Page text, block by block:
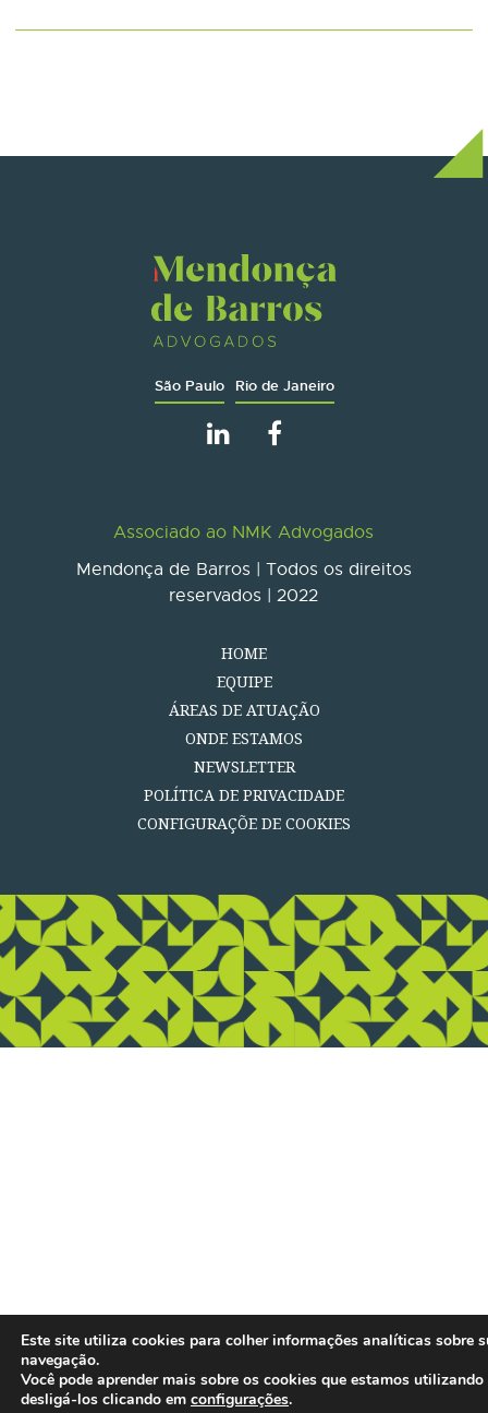
São Paulo Rio de Janeiro
Associado ao NMK Advogados
Mendonça de Barros | Todos os direitos
reservados | 2022
HOME
EQUIPE
ÁREAS DE ATUAÇÃO
ONDE ESTAMOS
NEWSLETTER
POLÍTICA DE PRIVACIDADE
CONFIGURAÇÕE DE COOKIES
Este site utiliza cookies para colher informações analíticas sobre
navegação.
Você pode aprender mais sobre os cookies que estamos utilizando
desligá-los clicando em configurações.